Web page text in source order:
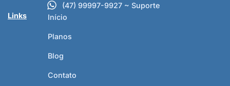
(47) 99997-9927 ~ Suporte
Links
Início
Planos
Blog
Contato